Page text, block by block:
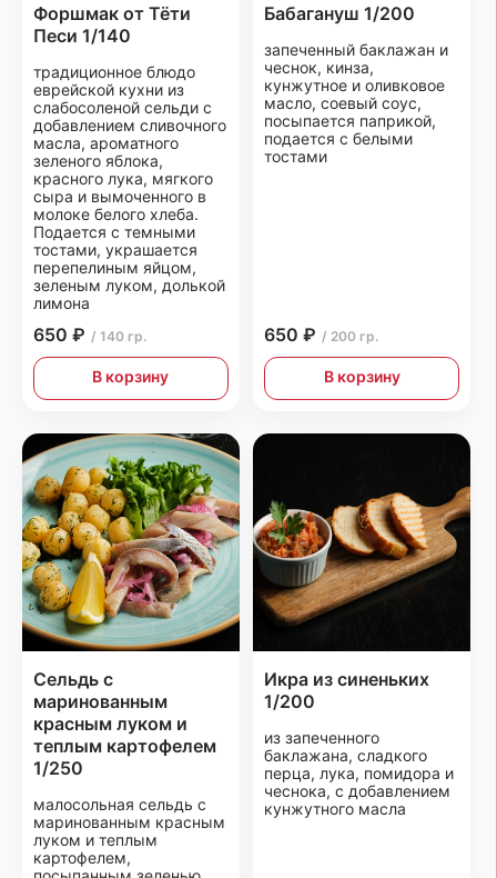
Форшмак от Тёти
Песи 1/140
традиционное блюдо
еврейской кухни из
слабосоленой сельди с
добавлением сливочного
масла, ароматного
зеленого яблока,
красного лука, мягкого
сыра и вымоченного в
молоке белого хлеба.
Подается с темными
тостами, украшается
перепелиным яйцом,
зеленым луком, долькой
лимона
650 ₽ / 140 гр.
В корзину
Бабагануш 1/200
запеченный баклажан и
чеснок, кинза,
кунжутное и оливковое
масло, соевый соус,
посыпается паприкой,
подается с белыми
тостами
650 ₽ / 200 гр.
В корзину
Сельдь с
маринованным
красным луком и
теплым картофелем
1/250
малосольная сельдь с
маринованным красным
луком и теплым
картофелем,
Икра из синеньких
1/200
из запеченного
баклажана, сладкого
перца, лука, помидора и
чеснока, с добавлением
кунжутного масла